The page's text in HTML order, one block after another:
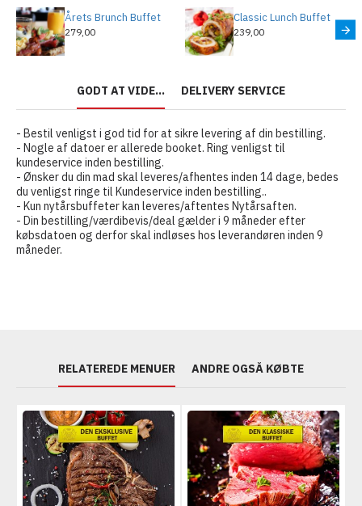
Årets Brunch Buffet
279,00
Classic Lunch Buffet
239,00
GODT AT VIDE... DELIVERY SERVICE
- Bestil venligst i god tid for at sikre levering af din bestilling.
- Nogle af datoer er allerede booket. Ring venligst til
kundeservice inden bestilling.
- Ønsker du din mad skal leveres/afhentes inden 14 dage, bedes
du venligst ringe til Kundeservice inden bestilling..
- Kun nytårsbuffeter kan leveres/aftentes Nytårsaften.
- Din bestilling/værdibevis/deal gælder i 9 måneder efter
købsdatoen og derfor skal indløses hos leverandøren inden 9
måneder.
RELATEREDE MENUER ANDRE OGSÅ KØBTE